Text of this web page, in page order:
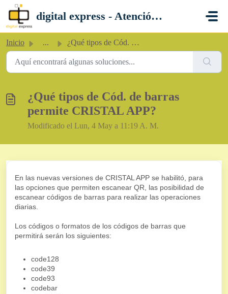
Saltar al contenido principal
digital express - Atención al Cliente
Inicio ... ¿Qué tipos de Cód. de barras permite CRISTAL APP?
¿Qué tipos de Cód. de barras
permite CRISTAL APP?
Modificado el Lun, 4 May a 11:19 A. M.
En las nuevas versiones de CRISTAL APP se habilitó, para
las opciones que permiten escanear QR, las posibilidad de
escanear códigos de barras para realizar las operaciones
diarias.
Los códigos o formatos de los códigos de barras que
permitirá serán los siguientes:
code128
code39
code93
codebar